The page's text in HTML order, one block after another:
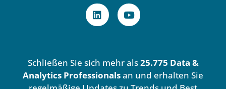
L
i
n
i
n
Y
o
u
e
Schließen Sie sich mehr als25.775 Data &
Analytics Professionalsan und erhalten Sie